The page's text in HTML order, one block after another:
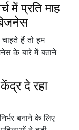
प्रति माह
हैं तो हम
के बारे में बताने
दे रहा
बनाने के लिए